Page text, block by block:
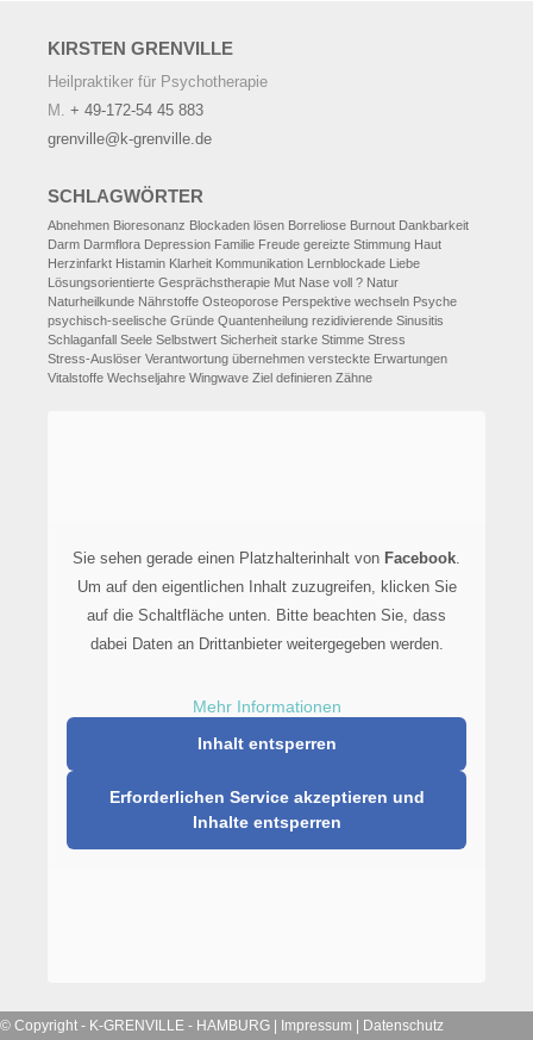
KIRSTEN GRENVILLE
Heilpraktiker für Psychotherapie
M. + 49-172-54 45 883
grenville@k-grenville.de
SCHLAGWÖRTER
Abnehmen Bioresonanz Blockaden lösen Borreliose Burnout Dankbarkeit
Darm Darmflora Depression Familie Freude gereizte Stimmung Haut
Herzinfarkt Histamin Klarheit Kommunikation Lernblockade Liebe
Lösungsorientierte Gesprächstherapie Mut Nase voll ? Natur
Naturheilkunde Nährstoffe Osteoporose Perspektive wechseln Psyche
psychisch-seelische Gründe Quantenheilung rezidivierende Sinusitis
Schlaganfall Seele Selbstwert Sicherheit starke Stimme Stress
Stress-Auslöser Verantwortung übernehmen versteckte Erwartungen
Vitalstoffe Wechseljahre Wingwave Ziel definieren Zähne
Sie sehen gerade einen Platzhalterinhalt von Facebook.
Um auf den eigentlichen Inhalt zuzugreifen, klicken Sie
auf die Schaltfläche unten. Bitte beachten Sie, dass
dabei Daten an Drittanbieter weitergegeben werden.
Mehr Informationen
Inhalt entsperren
Erforderlichen Service akzeptieren und
Inhalte entsperren
© Copyright - K-GRENVILLE - HAMBURG Impressum Datenschutz